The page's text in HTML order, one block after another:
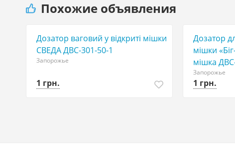
Похожие объявления
Дозатор ваговий у відкриті мішки
СВЕДА ДВС-301-50-1
Запорожье
1 грн.
Дозатор
мішки
мішка
Запорожье
1 грн.